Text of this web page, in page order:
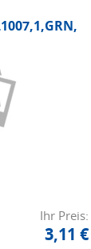
Ihr Preis:
3,11 €